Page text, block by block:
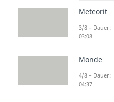
Himmel sind die
den
hier!
Sternbild
Die
Meteorit
3/8 – Dauer:
03:08
Monde
4/8 – Dauer:
04:37